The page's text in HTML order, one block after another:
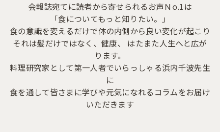
会報誌宛てに読者から寄せられるお声Ｎo.1は
「食についてもっと知りたい。」
食の意識を変えるだけで体の内側から良い変化が起こり
それは髪だけではなく、健康、 はたまた人生へと広が
ります。
料理研究家として第一人者でいらっしゃる浜内千波先生
に
食を通して皆さまに学びや元気になれるコラムをお届け
いただきます